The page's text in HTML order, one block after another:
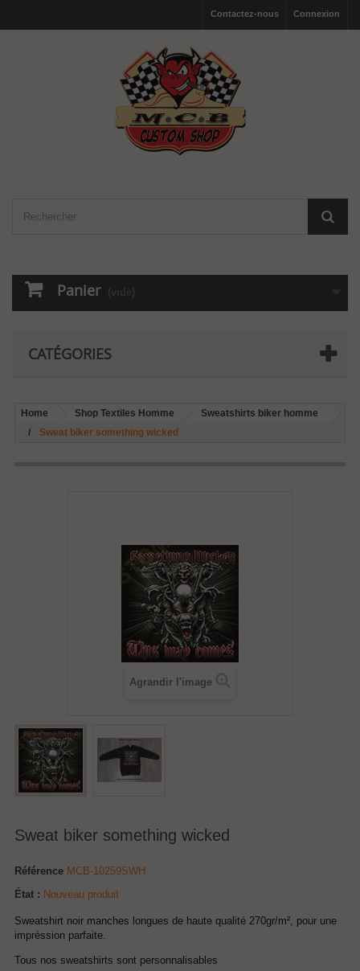
Connexion
Contactez-nous
Panier (vide)
CATÉGORIES
Home Shop Textiles Homme
Sweatshirts biker homme
Sweat biker something wicked
Agrandir l'image
Sweat biker something wicked
Référence MCB-10259SWH
État : Nouveau produit
Sweatshirt noir manches longues de haute qualité 270gr/m², pour une
impréssion parfaite.
Tous nos sweatshirts sont personnalisables